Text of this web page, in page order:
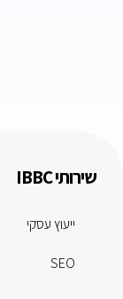
שירותי IBBC
ייעוץ עסקי
SEO